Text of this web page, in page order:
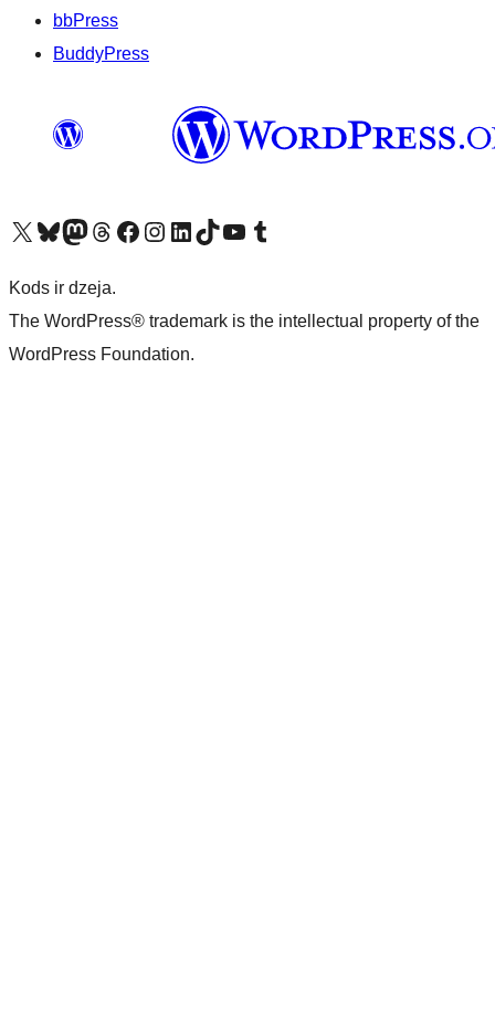
bbPress
BuddyPress
Apmeklējiet mūsu X (agrāk Twitter) kontu
Apmeklējiet mūsu Bluesky kontu
Apmeklējiet mūsu Mastodon kontu
Apmeklējiet mūsu Threads kontu
Apmeklējiet mūsu Facebook lapuApmeklējiet mūsu Instagram kontu
Apmeklējiet mūsu LinkedIn kontu
Apmeklējiet mūsu TikTok kontu
Apmeklējiet mūsu YouTube kanālu
Apmeklējiet mūsu Tumblr kontu
Kods ir dzeja.
The WordPress® trademark is the intellectual property of the
WordPress Foundation.